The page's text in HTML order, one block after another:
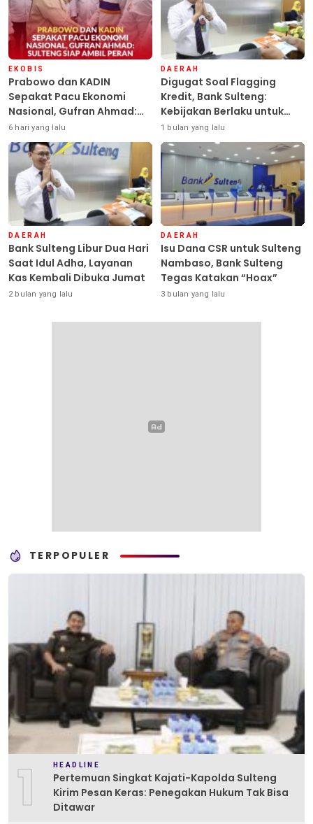
EKOBIS
Prabowo dan KADIN
Sepakat Pacu Ekonomi
Nasional, Gufran Ahmad:
Sulteng Siap Ambil Peran
6 hari yang lalu
DAERAH
Digugat Soal Flagging
Kredit, Bank Sulteng:
Kebijakan Berlaku untuk
Seluruh Debitur ASN
1 bulan yang lalu
DAERAH
Bank Sulteng Libur Dua Hari
Saat Idul Adha, Layanan
Kas Kembali Dibuka Jumat
2 bulan yang lalu
DAERAH
Isu Dana CSR untuk Sulteng
Nambaso, Bank Sulteng
Tegas Katakan “Hoax”
3 bulan yang lalu
TERPOPULER
1 HEADLINE
Pertemuan Singkat Kajati-Kapolda Sulteng
Kirim Pesan Keras: Penegakan Hukum Tak Bisa
Ditawar